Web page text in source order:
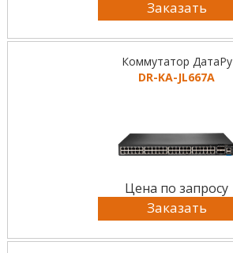
Заказать
Коммутатор ДатаРу
DR-KА-JL667A
Цена по запросу
Заказать